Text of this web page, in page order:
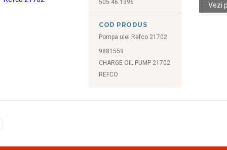
505.46.1396
COD PRODUS
Pompa ulei Refco 21702
9881559
CHARGE OIL PUMP 21702
REFCO
Vezi